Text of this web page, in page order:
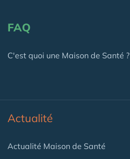
FAQ
C'est quoi une Maison de Santé ?
Actualité
Actualité Maison de Santé